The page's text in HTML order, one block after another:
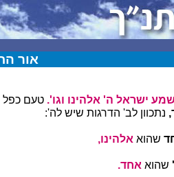
אור
ישראל ה' אלהינו וגו'. טעם כפל
נתכוון לב' הדרגות שיש לה':
שהוא אלהינו,
שהוא אחד.